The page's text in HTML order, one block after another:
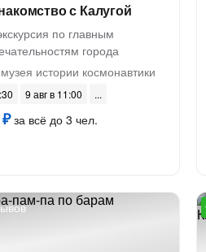
с Калугой
по главным
города
истории космонавтики
9 авг в 11:00
за всё до 3 чел.